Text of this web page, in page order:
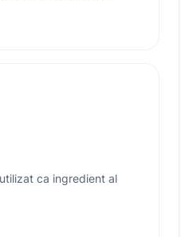
ca ingredient al